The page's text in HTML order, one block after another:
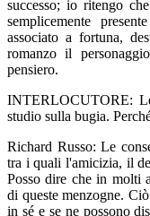
successo; io ritengo
semplicemente
associato a fortuna,
romanzo il
pensiero.
INTERLOCUTORE:
studio sulla bugia.
Richard Russo: Le
tra i quali l'amicizia, il
Posso dire che in molti
di queste menzogne.
in sé e se ne possono